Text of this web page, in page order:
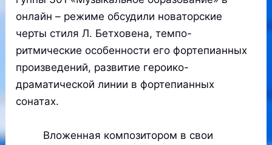
онлайн – режиме обсудили новаторские
черты стиля Л. Бетховена, темпо-
ритмические особенности его фортепианных
произведений, развитие героико-
драматической линии в фортепианных
сонатах.
Вложенная композитором в свои